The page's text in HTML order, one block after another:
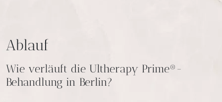
Ablauf
Wie verläuft die Ultherapy Prime®-
Behandlung in Berlin?